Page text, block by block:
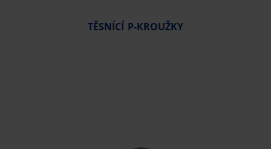
TĚSNÍCÍ P-KROUŽKY